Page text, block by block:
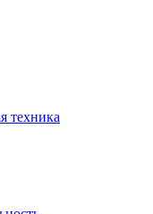
техника